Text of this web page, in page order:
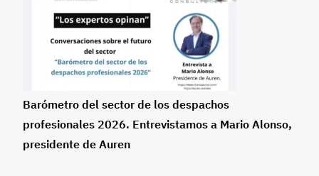
Barómetro del sector de los despachos
profesionales 2026. Entrevistamos a Mario Alonso,
presidente de Auren